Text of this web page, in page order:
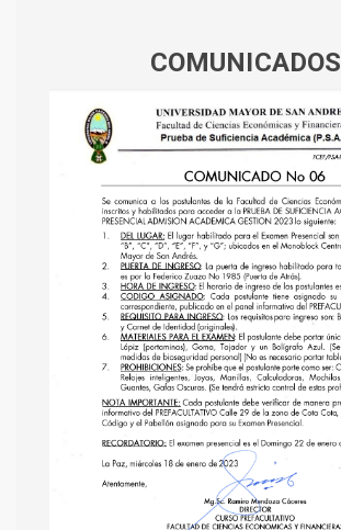
COMUNICADOS